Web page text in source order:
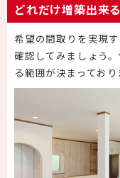
どれだけ増築出来
希望の間取りを実現
確認してみましょう
る範囲が決まっており